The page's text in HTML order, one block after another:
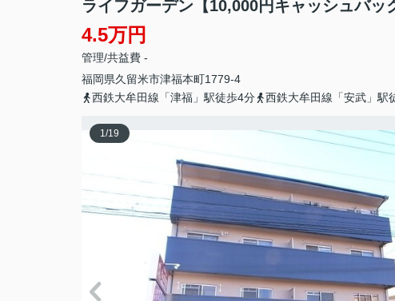
ライフガーデン【10,000円キャッシュバッ
4.5万円
管理/共益費 -
福岡県久留米市津福本町1779-4
西鉄大牟田線「津福」駅徒歩4分
西鉄大牟田線「安武」駅
1/19